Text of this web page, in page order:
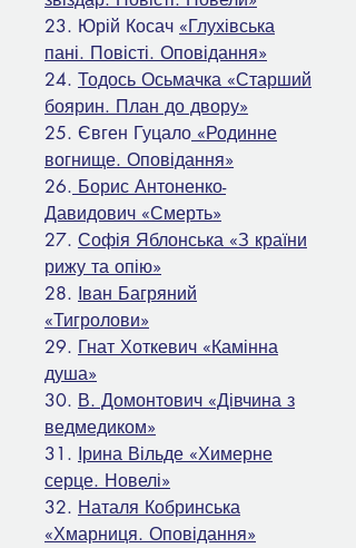
23. Юрій Косач «Глухівська
пані. Повісті. Оповідання»
24. Тодось Осьмачка «Старший
боярин. План до двору»
25. Євген Гуцало «Родинне
вогнище. Оповідання»
26. Борис Антоненко-
Давидович «Смерть»
27. Софія Яблонська «З країни
рижу та опію»
28. Іван Багряний
«Тигролови»
29. Гнат Хоткевич «Камінна
душа»
30. В. Домонтович «Дівчина з
ведмедиком»
31. Ірина Вільде «Химерне
серце. Новелі»
32. Наталя Кобринська
«Хмарниця. Оповідання»